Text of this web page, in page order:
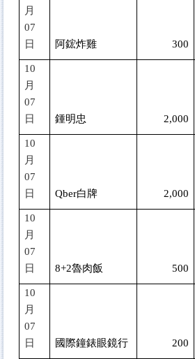
月
07
日
阿鋐炸雞 300
10
月
07
日
鍾明忠 2,000
10
月
07
日
Qber白牌 2,000
10
月
07
日
8+2魯肉飯 500
10
月
07
日
國際鐘錶眼鏡行 200